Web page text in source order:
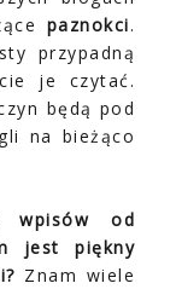
paznokci.
przypadną
je czytać.
będą pod
na bieżąco
wpisów od
jest piękny
Znam wiele